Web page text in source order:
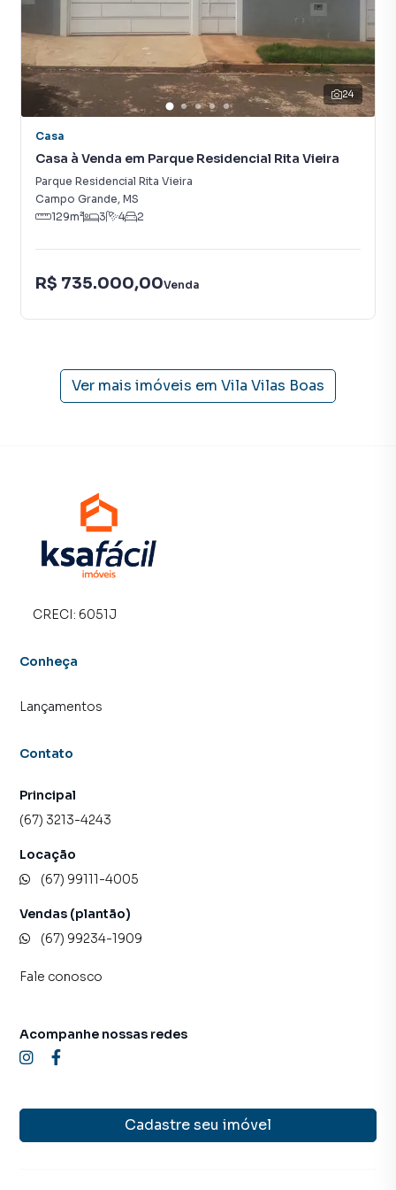
time de programadores, corretores treinados e uma
central de atendimento preparada para atender
proprietários e inquilinos.
24
Casa
Casa à Venda em Parque Residencial Rita Vieira
Parque Residencial Rita Vieira
Campo Grande, MS
129m² 3 4 2
R$ 735.000,00Venda
Ver mais imóveis em Vila Vilas Boas
CRECI: 6051J
Conheça
Lançamentos
Contato
Principal
(67) 3213-4243
Locação
(67) 99111-4005
Vendas (plantão)
(67) 99234-1909
Fale conosco
Cadastre seu imóvel
Acompanhe nossas redes